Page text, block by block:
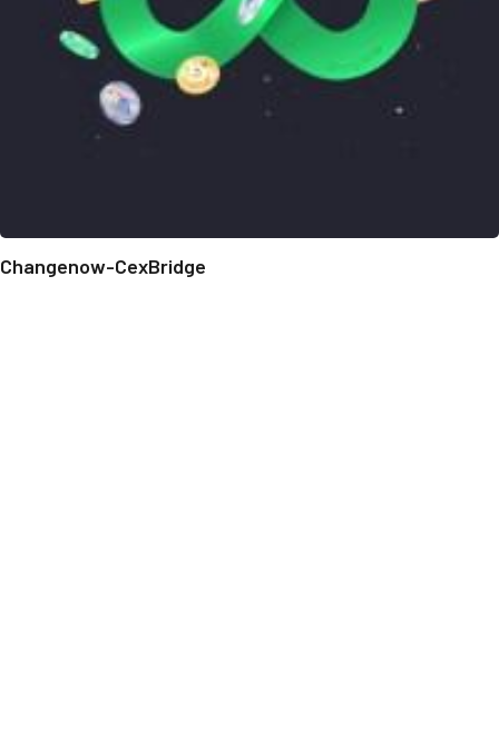
Changenow-CexBridge